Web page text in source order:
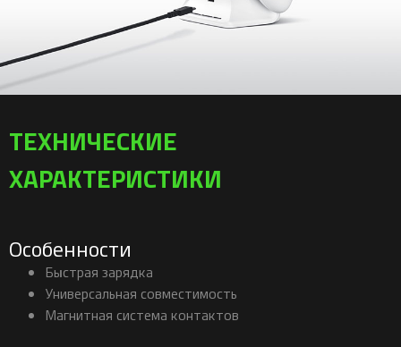
ТЕХНИЧЕСКИЕ
ХАРАКТЕРИСТИКИ
Особенности
Быстрая зарядка
Универсальная совместимость
Магнитная система контактов